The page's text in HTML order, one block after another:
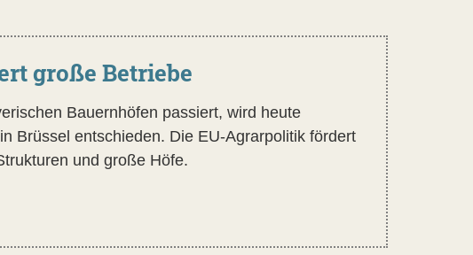
große Betriebe
Bauernhöfen passiert, wird heute
Brüssel entschieden. Die EU-Agrarpolitik fördert
und große Höfe.